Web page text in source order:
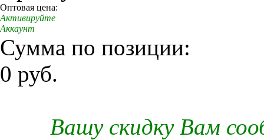
Оптовая цена:
Активируйте
Аккаунт
Сумма по позиции:
0 руб.
Вашу скидку Вам